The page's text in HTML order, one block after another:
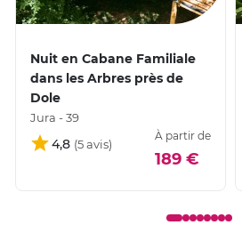
Nuit en Cabane Familiale
dans les Arbres près de
Dole
Jura - 39
4,8
À partir de
189 €